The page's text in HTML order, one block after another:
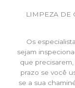
LIMPEZA DE
Os
sejam
que
prazo se você
se a sua